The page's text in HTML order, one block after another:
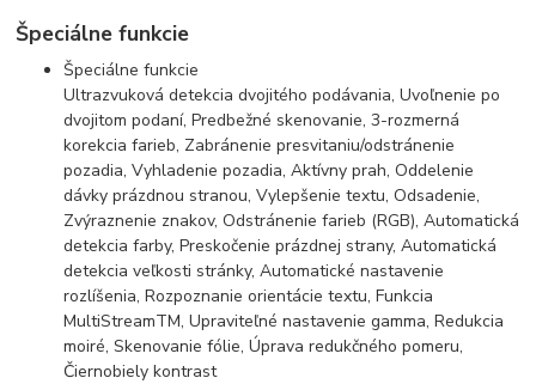
Špeciálne funkcie
Špeciálne funkcie
Ultrazvuková detekcia dvojitého podávania, Uvoľnenie po
dvojitom podaní, Predbežné skenovanie, 3-rozmerná
korekcia farieb, Zabránenie presvitaniu/odstránenie
pozadia, Vyhladenie pozadia, Aktívny prah, Oddelenie
dávky prázdnou stranou, Vylepšenie textu, Odsadenie,
Zvýraznenie znakov, Odstránenie farieb (RGB), Automatická
detekcia farby, Preskočenie prázdnej strany, Automatická
detekcia veľkosti stránky, Automatické nastavenie
rozlíšenia, Rozpoznanie orientácie textu, Funkcia
MultiStreamTM, Upraviteľné nastavenie gamma, Redukcia
moiré, Skenovanie fólie, Úprava redukčného pomeru,
Čiernobiely kontrast